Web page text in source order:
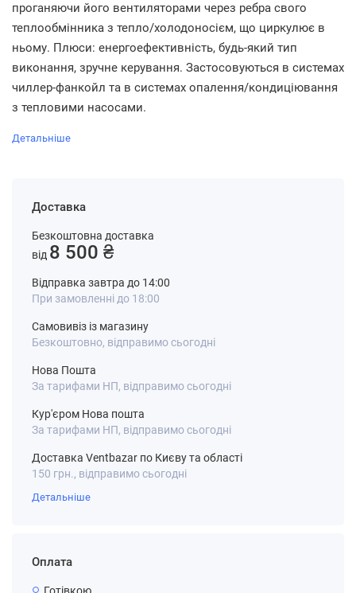
проганяючи його вентиляторами через ребра свого
теплообмінника з тепло/холодоносієм, що циркулює в
ньому. Плюси: енергоефективність, будь-який тип
виконання, зручне керування. Застосовуються в системах
чиллер-фанкойл та в системах опалення/кондиціювання
з тепловими насосами.
Детальніше
Доставка
Безкоштовна доставка
від 8 500 ₴
Відправка завтра до 14:00
При замовленні до 18:00
Самовивіз із магазину
Безкоштовно, відправимо сьогодні
Нова Пошта
За тарифами НП, відправимо сьогодні
Кур'єром Нова пошта
За тарифами НП, відправимо сьогодні
Доставка Ventbazar по Києву та області
150 грн., відправимо сьогодні
Детальніше
Оплата